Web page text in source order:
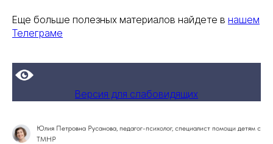
Еще больше полезных материалов найдете в нашем
Телеграме
Версия для слабовидящих
Юлия Петровна Русанова, педагог-психолог, специалист помощи детям с
ТМНР